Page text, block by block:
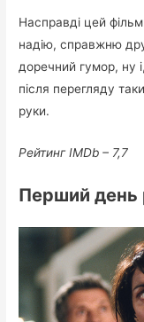
Насправді цей
надію, справжню
доречний гумор, ну
після перегляду
руки.
Рейтинг IMDb – 7,7
Перший день